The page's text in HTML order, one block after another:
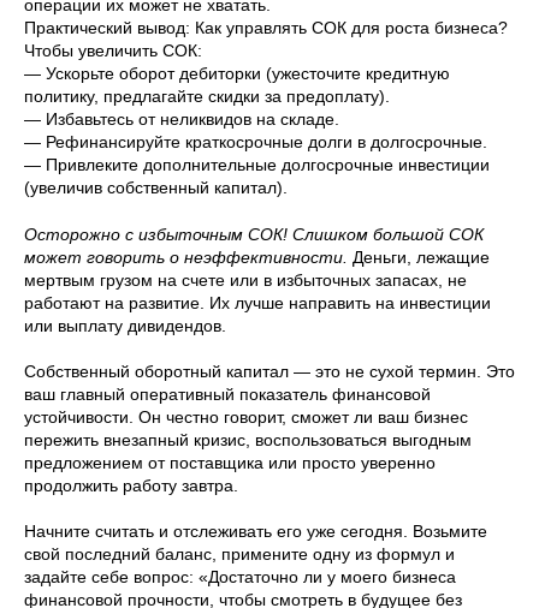
операции их может не хватать.
Практический вывод: Как управлять СОК для роста бизнеса?
Чтобы увеличить СОК:
— Ускорьте оборот дебиторки (ужесточите кредитную
политику, предлагайте скидки за предоплату).
— Избавьтесь от неликвидов на складе.
— Рефинансируйте краткосрочные долги в долгосрочные.
— Привлеките дополнительные долгосрочные инвестиции
(увеличив собственный капитал).
Осторожно с избыточным СОК! Слишком большой СОК
может говорить о неэффективности. Деньги, лежащие
мертвым грузом на счете или в избыточных запасах, не
работают на развитие. Их лучше направить на инвестиции
или выплату дивидендов.
Собственный оборотный капитал — это не сухой термин. Это
ваш главный оперативный показатель финансовой
устойчивости. Он честно говорит, сможет ли ваш бизнес
пережить внезапный кризис, воспользоваться выгодным
предложением от поставщика или просто уверенно
продолжить работу завтра.
Начните считать и отслеживать его уже сегодня. Возьмите
свой последний баланс, примените одну из формул и
задайте себе вопрос: «Достаточно ли у моего бизнеса
финансовой прочности, чтобы смотреть в будущее без